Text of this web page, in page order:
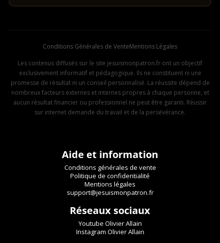
Conditions Générales de VenteMentions Légales
Les contenus diffusés sur le site jesuismonpatron.fr ont un objectif
exclusivement informatif et pédagogique. Ils ne constituent ni une
promesse de résultat ni un conseil personnalisé. La réussite dépend de
nombreux facteurs externes et internes propres à chaque personne, et
aucun résultat financier ou professionnel ne peut être garanti. Réussir
sur internet demande du travail et de la persévérance.
Aide et information
Conditions générales de vente
Politique de confidentialité
Mentions légales
support@jesuismonpatron.fr
Réseaux sociaux
Youtube Olivier Allain
Instagram Olivier Allain